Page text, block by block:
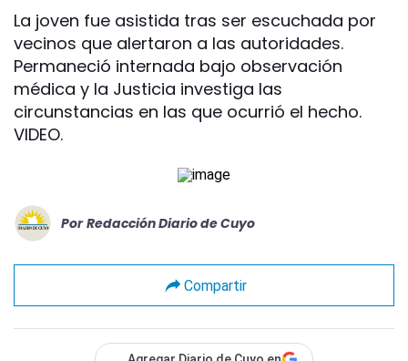
La joven fue asistida tras ser escuchada por
vecinos que alertaron a las autoridades.
Permaneció internada bajo observación
médica y la Justicia investiga las
circunstancias en las que ocurrió el hecho.
VIDEO.
Por Redacción Diario de Cuyo
Compartir